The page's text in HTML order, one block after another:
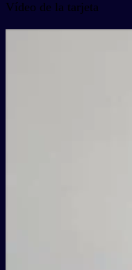
Vídeo de la tarjeta